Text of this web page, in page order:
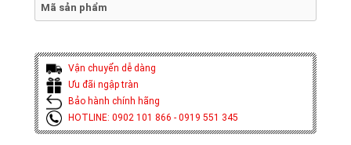
Mã sản phẩm
Vận chuyển dễ dàng
Ưu đãi ngập tràn
Bảo hành chính hãng
HOTLINE: 0902 101 866 - 0919 551 345